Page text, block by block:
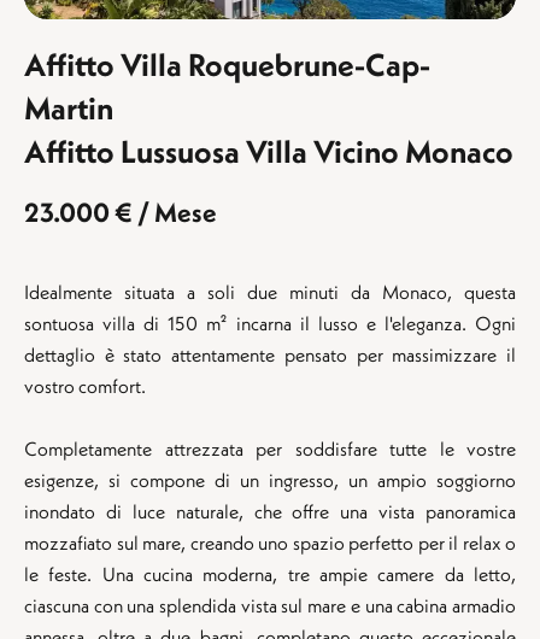
Affitto Villa Roquebrune-Cap-
Martin
Affitto Lussuosa Villa Vicino Monaco
23.000 € / Mese
Idealmente situata a soli due minuti da Monaco, questa
sontuosa villa di 150 m² incarna il lusso e l'eleganza. Ogni
dettaglio è stato attentamente pensato per massimizzare il
vostro comfort.
Completamente attrezzata per soddisfare tutte le vostre
esigenze, si compone di un ingresso, un ampio soggiorno
inondato di luce naturale, che offre una vista panoramica
mozzafiato sul mare, creando uno spazio perfetto per il relax o
le feste. Una cucina moderna, tre ampie camere da letto,
ciascuna con una splendida vista sul mare e una cabina armadio